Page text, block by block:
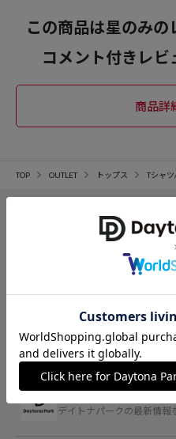
この商品は星のみの
コメント付きレビ
TOP OUTLET トップス Tシャ
デイトナパークの最新情報